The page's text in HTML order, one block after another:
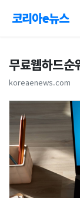
코리아e뉴스
무료웹하드순
koreaenews.com